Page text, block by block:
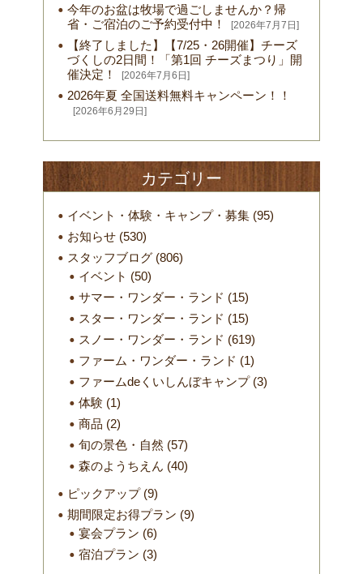
今年のお盆は牧場で過ごしませんか？帰
省・ご宿泊のご予約受付中！
[2026年7月7日]
【終了しました】【7/25・26開催】チーズ
づくしの2日間！「第1回 チーズまつり」開
催決定！
[2026年7月6日]
2026年夏 全国送料無料キャンペーン！！
[2026年6月29日]
カテゴリー
イベント・体験・キャンプ・募集(95)
お知らせ(530)
スタッフブログ(806)
イベント (50)
サマー・ワンダー・ランド (15)
スター・ワンダー・ランド (15)
スノー・ワンダー・ランド (619)
ファーム・ワンダー・ランド (1)
ファームdeくいしんぼキャンプ(3)
体験 (1)
商品 (2)
旬の景色・自然 (57)
森のようちえん (40)
ピックアップ(9)
期間限定お得プラン (9)
宴会プラン (6)
宿泊プラン (3)